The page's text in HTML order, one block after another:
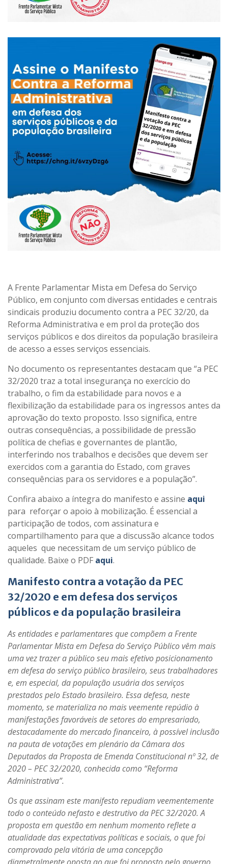
A Frente Parlamentar Mista em Defesa do Serviço
Público, em conjunto com diversas entidades e centrais
sindicais produziu documento contra a PEC 32/20, da
Reforma Administrativa e em prol da proteção dos
serviços públicos e dos direitos da população brasileira
de acesso a esses serviços essenciais.
No documento os representantes destacam que “a PEC
32/2020 traz a total insegurança no exercício do
trabalho, o fim da estabilidade para novos e a
flexibilização da estabilidade para os ingressos antes da
aprovação do texto proposto. Isso significa, entre
outras consequências, a possibilidade de pressão
política de chefias e governantes de plantão,
interferindo nos trabalhos e decisões que devem ser
exercidos com a garantia do Estado, com graves
consequências para os servidores e a população”.
Confira abaixo a íntegra do manifesto e assine aqui
para reforçar o apoio à mobilização. É essencial a
participação de todos, com assinatura e
compartilhamento para que a discussão alcance todos
aqueles que necessitam de um serviço público de
qualidade. Baixe o PDF aqui.
Manifesto contra a votação da PEC
32/2020 e em defesa dos serviços
públicos e da população brasileira
As entidades e parlamentares que compõem a Frente
Parlamentar Mista em Defesa do Serviço Público vêm mais
uma vez trazer a público seu mais efetivo posicionamento
em defesa do serviço público brasileiro, seus trabalhadores
e, em especial, da população usuária dos serviços
prestados pelo Estado brasileiro. Essa defesa, neste
momento, se materializa no mais veemente repúdio à
manifestações favoráveis de setores do empresariado,
destacadamente do mercado financeiro, à possível inclusão
na pauta de votações em plenário da Câmara dos
Deputados da Proposta de Emenda Constitucional nº 32, de
2020 – PEC 32/2020, conhecida como “Reforma
Administrativa”.
Os que assinam este manifesto repudiam veementemente
todo o conteúdo nefasto e destrutivo da PEC 32/2020. A
proposta em questão em nenhum momento reflete a
atualidade das expectativas políticas e sociais, o que foi
comprovado pela vitória de uma concepção